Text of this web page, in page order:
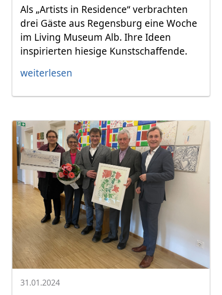
Als „Artists in Residence“ verbrachten
drei Gäste aus Regensburg eine Woche
im Living Museum Alb. Ihre Ideen
inspirierten hiesige Kunstschaffende.
weiterlesen
31.01.2024